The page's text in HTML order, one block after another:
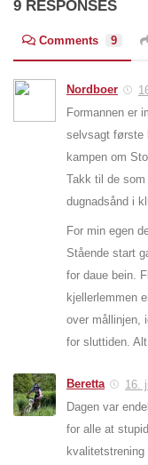
9 RESPONSES
Comments 9
Nordboer
Formannen er
selvsagt første
kampen om
Takk til de
dugnadsånd i
For min egen
Stående start
for daue bein.
kjellerlemmen
over mållinjen,
for sluttiden.
Beretta
16.
Dagen var
for alle at